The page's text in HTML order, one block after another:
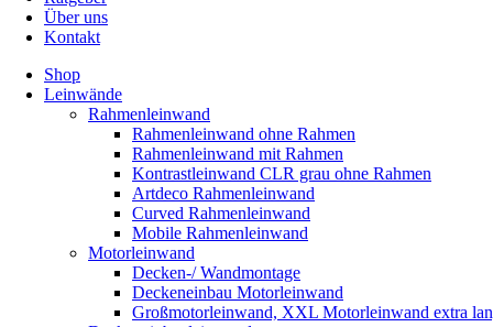
Über uns
Kontakt
Shop
Leinwände
Rahmenleinwand
Rahmenleinwand ohne Rahmen
Rahmenleinwand mit Rahmen
Kontrastleinwand CLR grau ohne Rahmen
Artdeco Rahmenleinwand
Curved Rahmenleinwand
Mobile Rahmenleinwand
Motorleinwand
Decken-/ Wandmontage
Deckeneinbau Motorleinwand
Großmotorleinwand, XXL Motorleinwand extra